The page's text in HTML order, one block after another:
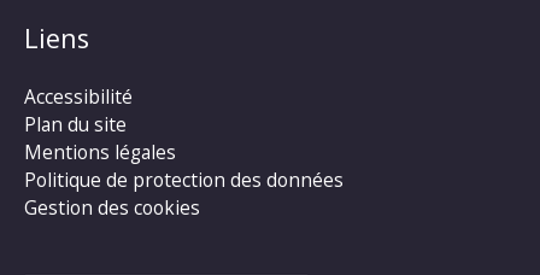
Liens
Accessibilité
Plan du site
Mentions légales
Politique de protection des données
Gestion des cookies